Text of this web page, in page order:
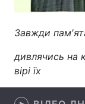
Завжди
дивлячись на
вірі їх